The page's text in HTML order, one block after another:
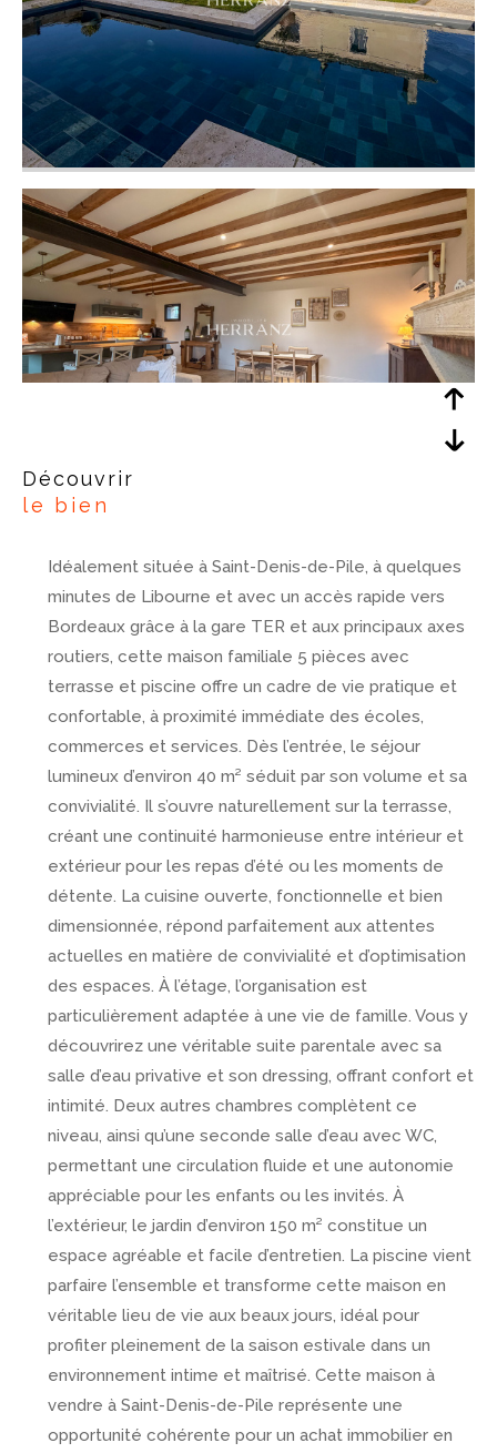
découvrir
le bien
Idéalement située à Saint-Denis-de-Pile, à quelques
minutes de Libourne et avec un accès rapide vers
Bordeaux grâce à la gare TER et aux principaux axes
routiers, cette maison familiale 5 pièces avec
terrasse et piscine offre un cadre de vie pratique et
confortable, à proximité immédiate des écoles,
commerces et services. Dès l’entrée, le séjour
lumineux d’environ 40 m² séduit par son volume et sa
convivialité. Il s’ouvre naturellement sur la terrasse,
créant une continuité harmonieuse entre intérieur et
extérieur pour les repas d’été ou les moments de
détente. La cuisine ouverte, fonctionnelle et bien
dimensionnée, répond parfaitement aux attentes
actuelles en matière de convivialité et d’optimisation
des espaces. À l’étage, l’organisation est
particulièrement adaptée à une vie de famille. Vous y
découvrirez une véritable suite parentale avec sa
salle d’eau privative et son dressing, offrant confort et
intimité. Deux autres chambres complètent ce
niveau, ainsi qu’une seconde salle d’eau avec WC,
permettant une circulation fluide et une autonomie
appréciable pour les enfants ou les invités. À
l’extérieur, le jardin d’environ 150 m² constitue un
espace agréable et facile d’entretien. La piscine vient
parfaire l’ensemble et transforme cette maison en
véritable lieu de vie aux beaux jours, idéal pour
profiter pleinement de la saison estivale dans un
environnement intime et maîtrisé. Cette maison à
vendre à Saint-Denis-de-Pile représente une
opportunité cohérente pour un achat immobilier en